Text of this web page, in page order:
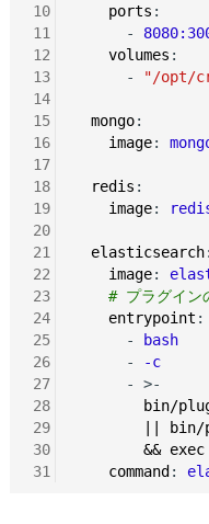
10
11
12
13
14
15
16
17
18
19
20
21
22
23
24
25
26
27
28
29
30
31
ports :
      -
volumes :
      -
"/opt/
mongo:
image:
redis :
image:
elasticsearch:
image:
# プラグイン
entrypoint :
      -
bash
      -
-c
      - >-
bin/
|| bin/
&&
command :